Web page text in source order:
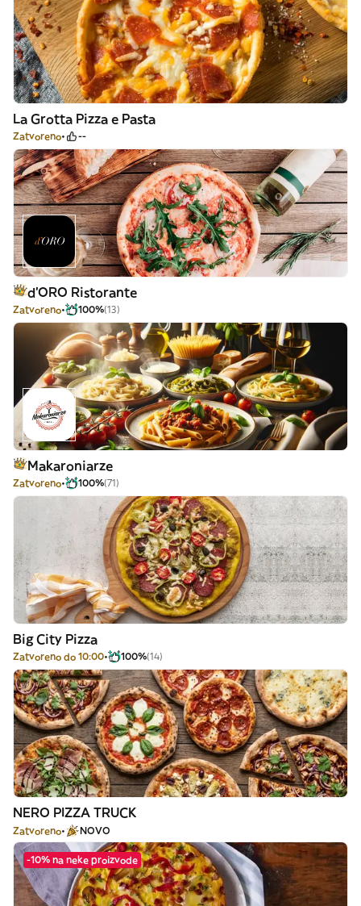
La Grotta Pizza e Pasta
Zatvoreno --
d’ORO Ristorante
Zatvoreno 100%(13)
Makaroniarze
Zatvoreno 100%(71)
Big City Pizza
Zatvoreno do 10:00 100%(14)
NERO PIZZA TRUCK
Zatvoreno NOVO
-10% na neke proizvode